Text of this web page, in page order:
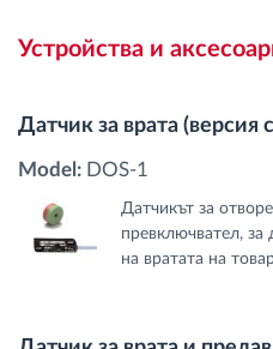
Устройства и
Датчик за врата (версия
Model: DOS-1
Датчикът за
превключвател, за
на вратата на